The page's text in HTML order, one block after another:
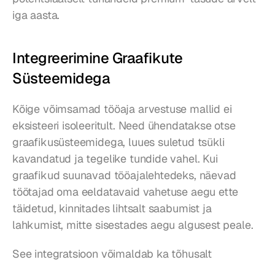
iga aasta.
Integreerimine Graafikute
Süsteemidega
Kõige võimsamad tööaja arvestuse mallid ei
eksisteeri isoleeritult. Need ühendatakse otse
graafikusüsteemidega, luues suletud tsükli
kavandatud ja tegelike tundide vahel. Kui
graafikud suunavad tööajalehtedeks, näevad
töötajad oma eeldatavaid vahetuse aegu ette
täidetud, kinnitades lihtsalt saabumist ja
lahkumist, mitte sisestades aegu algusest peale.
See integratsioon võimaldab ka tõhusalt